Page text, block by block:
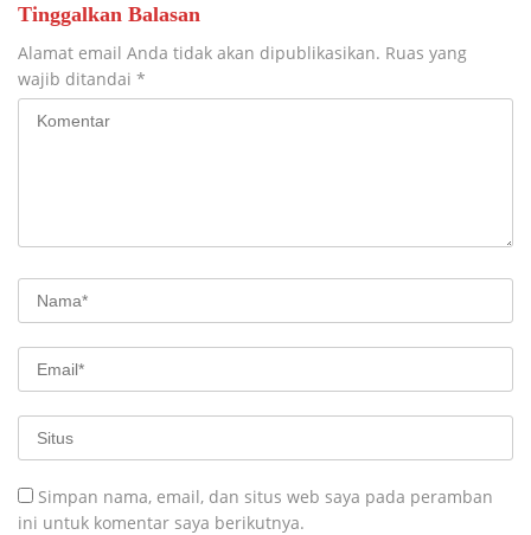
Tinggalkan Balasan
Alamat email Anda tidak akan dipublikasikan. Ruas yang
wajib ditandai *
Simpan nama, email, dan situs web saya pada peramban
ini untuk komentar saya berikutnya.